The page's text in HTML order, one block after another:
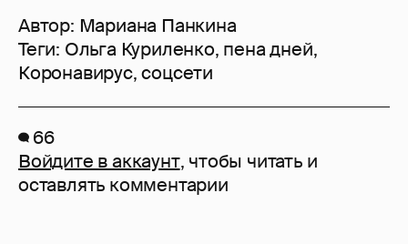
Автор: Мариана Панкина
Теги: Ольга Куриленко, пена дней,
Коронавирус,соцсети
66
Войдите в аккаунт, чтобы читать и
оставлять комментарии